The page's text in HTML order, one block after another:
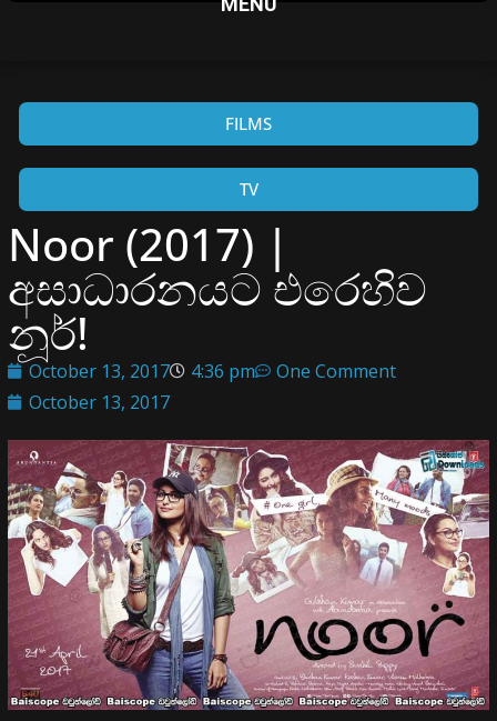
FILMS
TV
Noor (2017) |
අසාධාරනයට එරෙහිව
නූර්!
October 13, 2017 4:36 pm
One Comment
October 13, 2017